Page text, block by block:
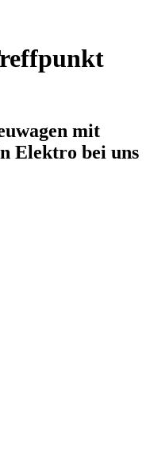
mit
Elektro bei uns